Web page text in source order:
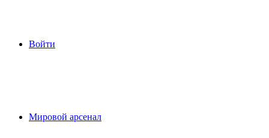
Войти
Мировой арсенал